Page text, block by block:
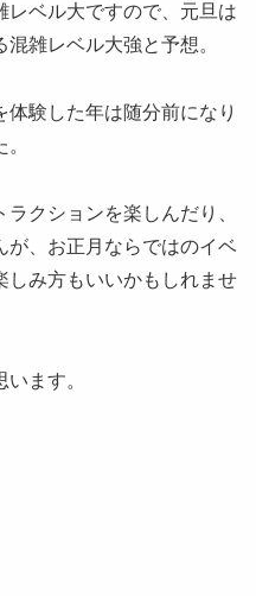
レベル大ですので、元旦は
雑レベル大強と予想。
験した年は随分前になり
クションを楽しんだり、
が、お正月ならではのイベ
しみ方もいいかもしれませ
ます。